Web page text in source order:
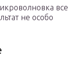
все
не особо